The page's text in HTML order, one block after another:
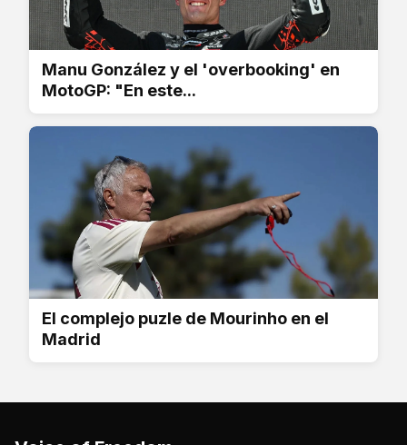
Manu González y el 'overbooking' en
MotoGP: "En este...
El complejo puzle de Mourinho en el
Madrid